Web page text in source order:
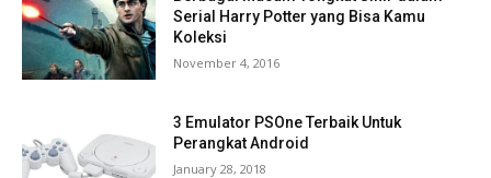
Serial Harry Potter yang Bisa Kamu
Koleksi
November 4, 2016
3 Emulator PSOne Terbaik Untuk
Perangkat Android
January 28, 2018